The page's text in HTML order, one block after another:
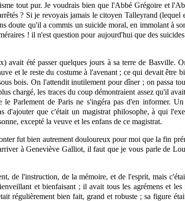
tout pur. Je voudrais bien que l'Abbé Grégoire et
? Si je revoyais jamais le citoyen Talleyrand
doute qu'il a commis un suicide moral, en immolant à
! il n'est question pour aujourd'hui que des
avait été passer quelques jours à sa terre de Basville.
et le reste du costume à l'avenant ; ce qui devait
bois. On l'attendit inutilement pour dîner ; on passa
chargé, les traces du coup démontraient assez qu'il
Parlement de Paris ne s'ingéra pas d'en informer.
d'ajouter que c'était un magistrat philosophe, à qui
excepté la veuve et les enfans de ce magistrat.
fut bien autrement douloureux pour moi que la fin
à Geneviève Galliot, il faut que je vous parle de
de l'instruction, de la mémoire, et de l'esprit, mais
et bienfaisant ; il avait tous les agrémens et
régulièrement bien fait, grand et robuste ; sa figure